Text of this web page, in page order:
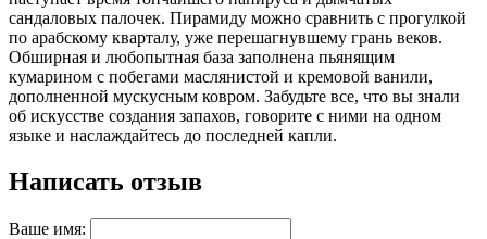
сандаловых палочек. Пирамиду можно сравнить с прогулкой
по арабскому кварталу, уже перешагнувшему грань веков.
Обширная и любопытная база заполнена пьянящим
кумарином с побегами маслянистой и кремовой ванили,
дополненной мускусным ковром. Забудьте все, что вы знали
об искусстве создания запахов, говорите с ними на одном
языке и наслаждайтесь до последней капли.
Написать отзыв
Ваше имя: